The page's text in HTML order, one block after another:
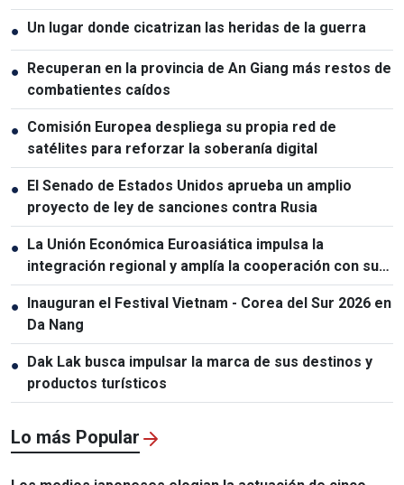
● Un lugar donde cicatrizan las heridas de la guerra
● Recuperan en la provincia de An Giang más restos de
combatientes caídos
● Comisión Europea despliega su propia red de
satélites para reforzar la soberanía digital
● El Senado de Estados Unidos aprueba un amplio
proyecto de ley de sanciones contra Rusia
● La Unión Económica Euroasiática impulsa la
integración regional y amplía la cooperación con sus
socios
● Inauguran el Festival Vietnam - Corea del Sur 2026 en
Da Nang
● Dak Lak busca impulsar la marca de sus destinos y
productos turísticos
Lo más Popular